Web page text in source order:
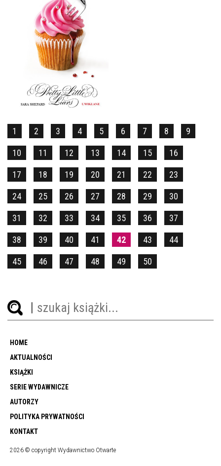
UWIKŁANE
SARA SHEPARD
OPRAWA MIĘKKA
32,90 ZŁ
1 2 3 4 5 6 7 8 9
10 11 12 13 14 15 16
17 18 19 20 21 22 23
24 25 26 27 28 29 30
31 32 33 34 35 36 37
38 39 40 41 42 43 44
45 46 47 48 49 50
HOME
AKTUALNOŚCI
KSIĄŻKI
SERIE WYDAWNICZE
AUTORZY
POLITYKA PRYWATNOŚCI
KONTAKT
2026 © copyright Wydawnictwo Otwarte